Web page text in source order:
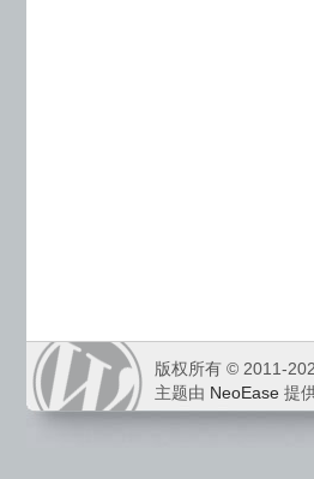
版权所有 © 2011-
主题由 NeoEase 提